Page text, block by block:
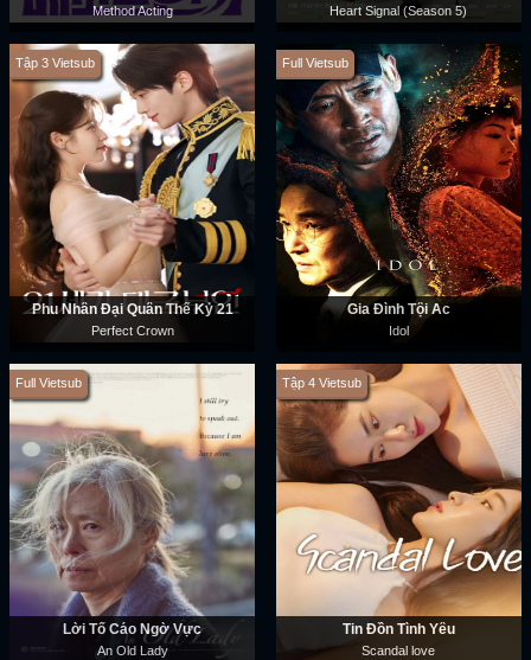
Method Acting Heart Signal (Season 5)
Tập 3 Vietsub
Phu Nhân Đại Quân Thế Kỷ 21
Perfect Crown
Full Vietsub
Gia Đình Tội Ác
Idol
Full Vietsub
Lời Tố Cáo Ngờ Vực
An Old Lady
Tập 4 Vietsub
Tin Đồn Tình Yêu
Scandal love